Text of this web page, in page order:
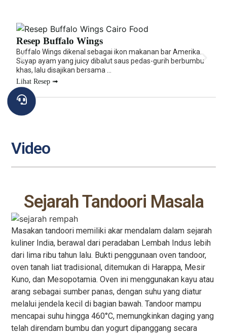
Resep Buffalo Wings
Buffalo Wings dikenal sebagai ikon makanan bar Amerika.
Sayap ayam yang juicy dibalut saus pedas-gurih berbumbu
khas, lalu disajikan bersama ...
Lihat Resep ➟
Video
Sejarah Tandoori Masala
Masakan tandoori memiliki akar mendalam dalam sejarah
kuliner India, berawal dari peradaban Lembah Indus lebih
dari lima ribu tahun lalu. Bukti penggunaan oven tandoor,
oven tanah liat tradisional, ditemukan di Harappa, Mesir
Kuno, dan Mesopotamia. Oven ini menggunakan kayu atau
arang sebagai sumber panas, dengan suhu yang diatur
melalui jendela kecil di bagian bawah. Tandoor mampu
mencapai suhu hingga 460°C, memungkinkan daging yang
telah direndam bumbu dan yogurt dipanggang secara